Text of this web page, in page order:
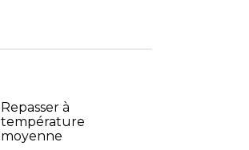
Repasser à
température
moyenne